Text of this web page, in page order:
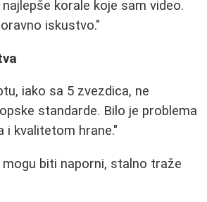
korale koje sam video.
iskustvo."
iako sa 5 zvezdica, ne
standarde. Bilo je problema
kvalitetom hrane."
biti naporni, stalno traže